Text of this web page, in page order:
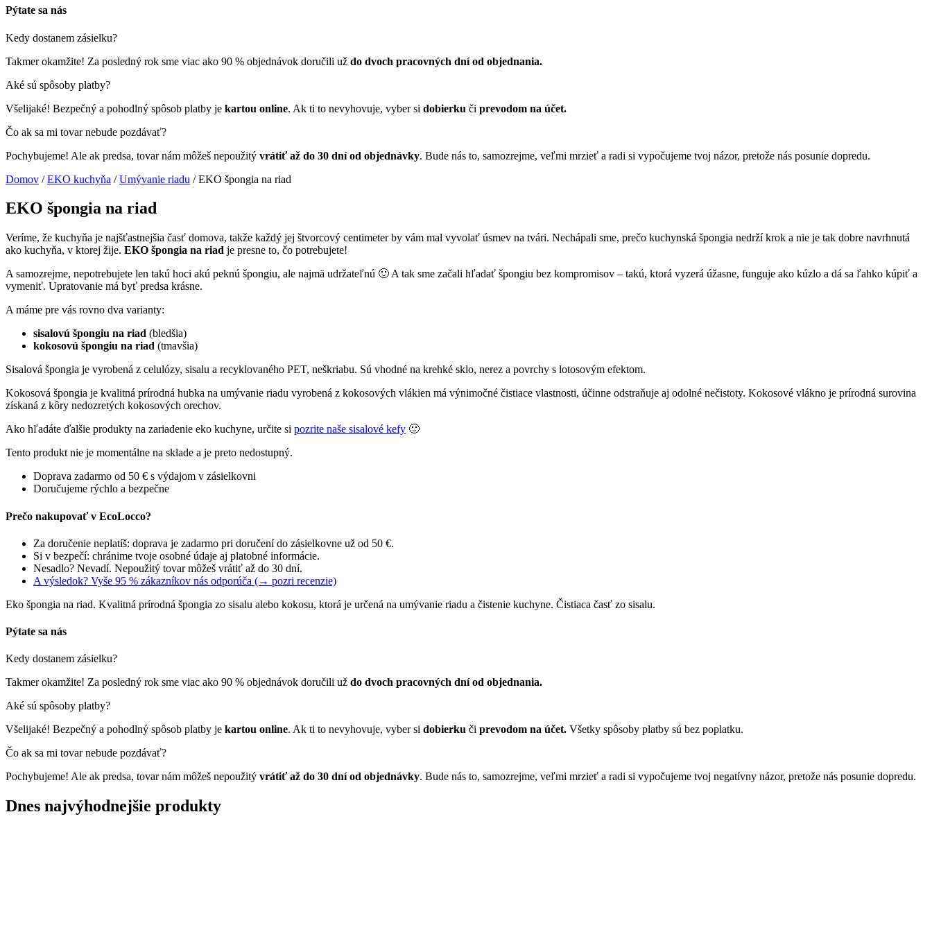
Pýtate sa nás
Kedy dostanem zásielku?
Takmer okamžite! Za posledný rok sme viac ako 90 % objednávok doručili už do dvoch pracovných dní od objednania.
Aké sú spôsoby platby?
Všelijaké! Bezpečný a pohodlný spôsob platby je kartou online. Ak ti to nevyhovuje, vyber si dobierku či prevodom na účet.
Čo ak sa mi tovar nebude pozdávať?
Pochybujeme! Ale ak predsa, tovar nám môžeš nepoužitý vrátiť až do 30 dní od objednávky. Bude nás to, samozrejme, veľmi mrzieť a radi si vypočujeme tvoj názor, pretože nás posunie dopredu.
Domov /EKO kuchyňa /Umývanie riadu / EKO špongia na riad
EKO špongia na riad
Veríme, že kuchyňa je najšťastnejšia časť domova, takže každý jej štvorcový centimeter by vám mal vyvolať úsmev na tvári. Nechápali sme, prečo kuchynská špongia nedrží krok a nie je tak dobre navrhnutá
ako kuchyňa, v ktorej žije. EKO špongia na riad je presne to, čo potrebujete!
A samozrejme, nepotrebujete len takú hoci akú peknú špongiu, ale najmä udržateľnú 🙂 A tak sme začali hľadať špongiu bez kompromisov – takú, ktorá vyzerá úžasne, funguje ako kúzlo a dá sa ľahko kúpiť a
vymeniť. Upratovanie má byť predsa krásne.
A máme pre vás rovno dva varianty:
sisalovú špongiu na riad (bledšia)
kokosovú špongiu na riad (tmavšia)
Sisalová špongia je vyrobená z celulózy, sisalu a recyklovaného PET, neškriabu. Sú vhodné na krehké sklo, nerez a povrchy s lotosovým efektom.
Kokosová špongia je kvalitná prírodná hubka na umývanie riadu vyrobená z kokosových vlákien má výnimočné čistiace vlastnosti, účinne odstraňuje aj odolné nečistoty. Kokosové vlákno je prírodná surovina
získaná z kôry nedozretých kokosových orechov.
Ako hľadáte ďalšie produkty na zariadenie eko kuchyne, určite si pozrite naše sisalové kefy 🙂
Tento produkt nie je momentálne na sklade a je preto nedostupný.
Doprava zadarmo od 50 € s výdajom v zásielkovni
Doručujeme rýchlo a bezpečne
Prečo nakupovať v EcoLocco?
Za doručenie neplatíš: doprava je zadarmo pri doručení do zásielkovne už od 50 €.
Si v bezpečí: chránime tvoje osobné údaje aj platobné informácie.
Nesadlo? Nevadí. Nepoužitý tovar môžeš vrátiť až do 30 dní.
A výsledok? Vyše 95 % zákazníkov nás odporúča (→ pozri recenzie)
Eko špongia na riad. Kvalitná prírodná špongia zo sisalu alebo kokosu, ktorá je určená na umývanie riadu a čistenie kuchyne. Čistiaca časť zo sisalu.
Pýtate sa nás
Kedy dostanem zásielku?
Takmer okamžite! Za posledný rok sme viac ako 90 % objednávok doručili už do dvoch pracovných dní od objednania.
Aké sú spôsoby platby?
Všelijaké! Bezpečný a pohodlný spôsob platby je kartou online. Ak ti to nevyhovuje, vyber si dobierku či prevodom na účet. Všetky spôsoby platby sú bez poplatku.
Čo ak sa mi tovar nebude pozdávať?
Pochybujeme! Ale ak predsa, tovar nám môžeš nepoužitý vrátiť až do 30 dní od objednávky. Bude nás to, samozrejme, veľmi mrzieť a radi si vypočujeme tvoj negatívny názor, pretože nás posunie dopredu.
Dnes najvýhodnejšie produkty